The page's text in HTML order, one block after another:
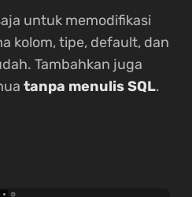
untuk memodifikasi
kolom, tipe, default, dan
Tambahkan juga
tanpa menulis SQL.